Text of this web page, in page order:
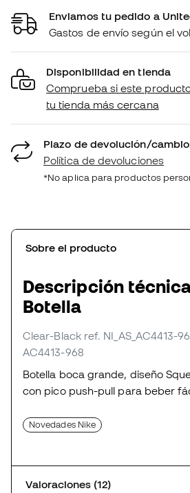
Enviamos tu pedido a
Gastos de envío según el
Disponibilidad en tienda
Comprueba si este
tu tienda más cercana
Plazo de devolución/
Política de devoluciones
*No aplica para productos
Sobre el producto
Descripción
Botella
Clear-Black ref. NI_AS_AC4413-
AC4413-968
Botella boca grande, diseño
con pico push-pull para beber
Novedades Nike
Valoraciones (12)